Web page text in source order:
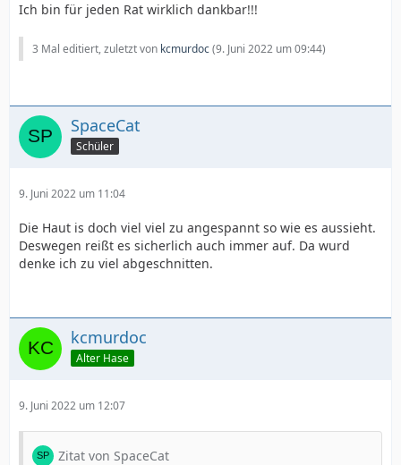
Ich bin für jeden Rat wirklich dankbar!!!
3 Mal editiert, zuletzt von kcmurdoc(9. Juni 2022 um 09:44)
SpaceCat
Schüler
9. Juni 2022 um 11:04
Die Haut is doch viel viel zu angespannt so wie es aussieht.
Deswegen reißt es sicherlich auch immer auf. Da wurd
denke ich zu viel abgeschnitten.
kcmurdoc
Alter Hase
9. Juni 2022 um 12:07
Zitat von SpaceCat